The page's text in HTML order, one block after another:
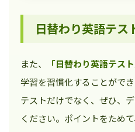
日替わり英語テス
また、 「日替わり英語テスト
学習を習慣化することがで
テストだけでなく、ぜひ、
ください。ポイントをため